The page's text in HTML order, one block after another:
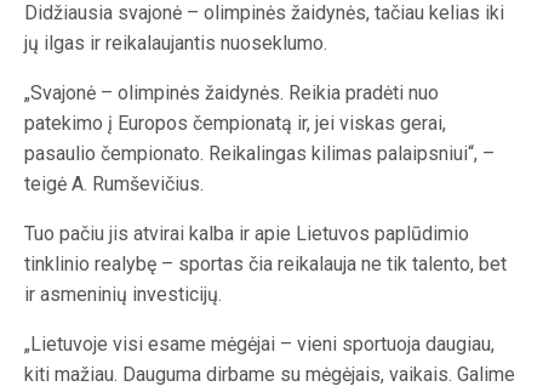
Didžiausia svajonė – olimpinės žaidynės, tačiau kelias iki
jų ilgas ir reikalaujantis nuoseklumo.
„Svajonė – olimpinės žaidynės. Reikia pradėti nuo
patekimo į Europos čempionatą ir, jei viskas gerai,
pasaulio čempionato. Reikalingas kilimas palaipsniui“, –
teigė A. Rumševičius.
Tuo pačiu jis atvirai kalba ir apie Lietuvos paplūdimio
tinklinio realybę – sportas čia reikalauja ne tik talento, bet
ir asmeninių investicijų.
„Lietuvoje visi esame mėgėjai – vieni sportuoja daugiau,
kiti mažiau. Dauguma dirbame su mėgėjais, vaikais. Galime